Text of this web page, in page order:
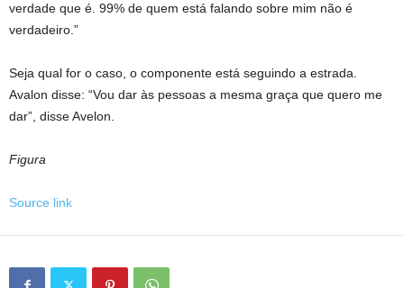
verdade que é. 99% de quem está falando sobre mim não é
verdadeiro.”
Seja qual for o caso, o componente está seguindo a estrada.
Avalon disse: “Vou dar às pessoas a mesma graça que quero me
dar”, disse Avelon.
Figura
Source link